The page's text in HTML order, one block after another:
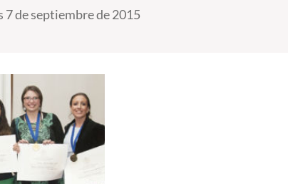
7 de septiembre de 2015